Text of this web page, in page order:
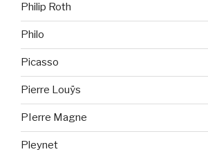
Philip Roth
Philo
Picasso
Pierre Louÿs
PIerre Magne
Pleynet